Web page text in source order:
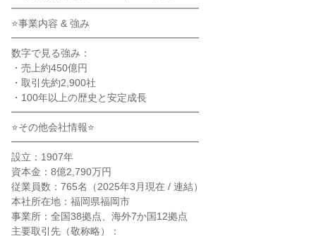
━━━━━━━━━━━━━━━━━━━
⭐事業内容 & 強み
━━━━━━━━━━━━━━━━━━━
数字で見る強み：
・売上約450億円
・取引先約2,900社
・100年以上の歴史と安定成長
━━━━━━━━━━━━━━━━━━━
⭐その他会社情報⭐
━━━━━━━━━━━━━━━━━━━
設立：1907年
資本金：8億2,790万円
従業員数：765名（2025年3月現在 / 連結）
本社所在地：福岡県福岡市
事業所：全国38拠点、海外7か国12拠点
主要取引先（敬称略）：